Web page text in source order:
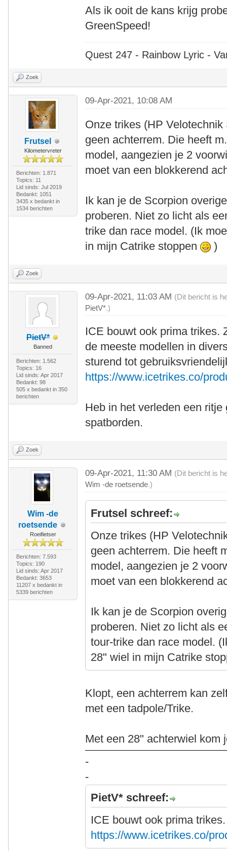
Als ik ooit de kans krijg
GreenSpeed!
Quest 247 - Rainbow Lyric -
Zoek
Frutsel
Kilometervreter
Berichten: 1.871
Topics: 11
Lid sinds: Jul 2019
Bedankt: 1051
3435 x bedankt in
1534 berichten
09-Apr-2021, 10:08 AM
Onze trikes (HP
geen achterrem. Die heeft
model, aangezien je 2
moet van een blokkerend
Ik kan je de Scorpion
proberen. Niet zo licht als
trike dan race model. (Ik
in mijn Catrike stoppen
)
Zoek
PietV*
Banned
Berichten: 1.562
Topics: 16
Lid sinds: Apr 2017
Bedankt: 98
505 x bedankt in 350
berichten
09-Apr-2021, 11:03 AM (Dit bericht is
PietV*.)
ICE bouwt ook prima trikes.
de meeste modellen in
sturend tot
https://www.icetrikes.co/
Heb in het verleden een
spatborden.
Zoek
Wim -de
roetsende
Roeifietser
Berichten: 7.593
Topics: 190
Lid sinds: Apr 2017
Bedankt: 3653
11207 x bedankt in
5339 berichten
09-Apr-2021, 11:30 AM (Dit bericht is
Wim -de roetsende.)
Frutsel schreef:
Onze trikes (HP
geen achterrem. Die heeft
model, aangezien je 2
moet van een blokkerend
Ik kan je de Scorpion
proberen. Niet zo licht als
tour-trike dan race model.
28" wiel in mijn Catrike
Klopt, een achterrem kan
met een tadpole/Trike.
Met een 28" achterwiel
-
-
PietV* schreef:
ICE bouwt ook prima
https://www.icetrikes.co/